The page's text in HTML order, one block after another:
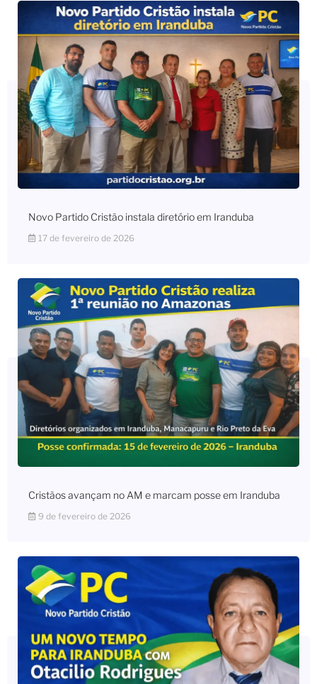
Novo Partido Cristão instala diretório em Iranduba
17 de fevereiro de 2026
Cristãos avançam no AM e marcam posse em Iranduba
9 de fevereiro de 2026